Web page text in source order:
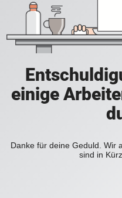
einige
Danke für deine Geduld. Wir
sind in